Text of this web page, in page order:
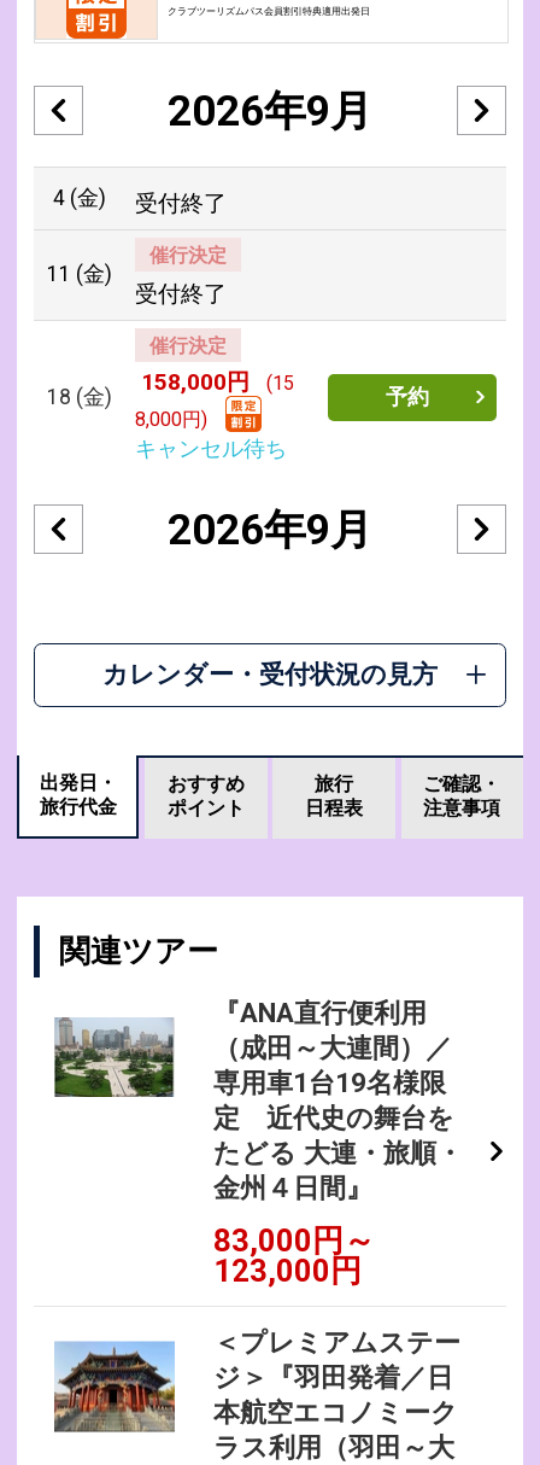
クラブツーリズムパス会員割引特典適用出発日
2026年9月
4 (金) 受付終了
11 (金)
催行決定
受付終了
18 (金)
催行決定
158,000円
(15
8,000円)
キャンセル待ち
予約
2026年9月
カレンダー・受付状況の見方
出発日・
旅行代金
おすすめ
ポイント
旅行
日程表
ご確認・
注意事項
関連ツアー
『ANA直行便利用
（成田～大連間）／
専用車1台19名様限
定 近代史の舞台を
たどる 大連・旅順・
金州４日間』
83,000円～
123,000円
＜プレミアムステー
ジ＞『羽田発着／日
本航空エコノミーク
ラス利用（羽田～大